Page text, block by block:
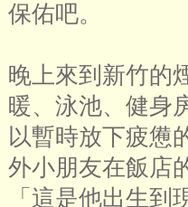
保佑吧。
晚上來到新竹的
暖、泳池、健身
以暫時放下疲憊
外小朋友在飯店
「這是他出生